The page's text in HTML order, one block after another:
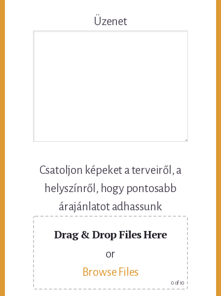
Üzenet
Csatoljon képeket a terveiről, a
helyszínről, hogy pontosabb
árajánlatot adhassunk
Drag & Drop Files Here
or
Browse Files
0 of 10